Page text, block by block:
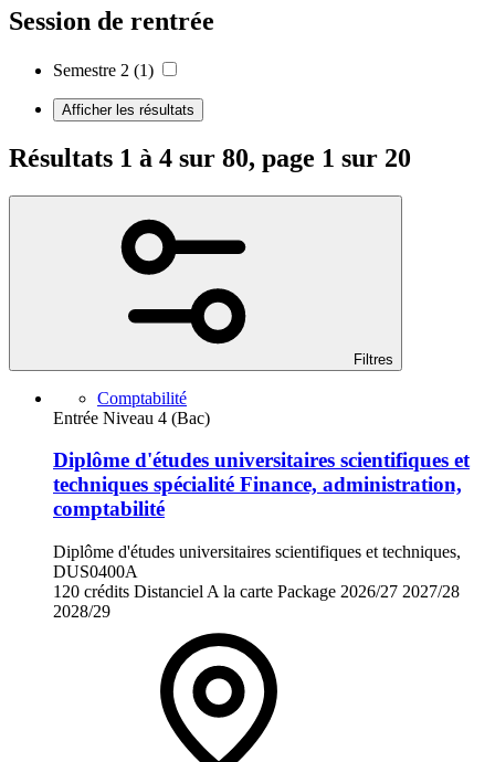
Session de rentrée
Semestre 2 (1)
Afficher les résultats
Résultats 1 à 4 sur 80, page 1 sur 20
Filtres
Comptabilité
Entrée Niveau 4 (Bac)
Diplôme d'études universitaires scientifiques et
techniques spécialité Finance, administration,
comptabilité
Diplôme d'études universitaires scientifiques et techniques,
DUS0400A
120 crédits Distanciel A la carte Package 2026/27 2027/28
2028/29